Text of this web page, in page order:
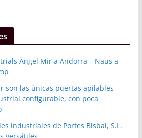
Àngel Mir a Andorra – Naus a
son las únicas puertas apilables
configurable, con poca
industriales de Portes Bisbal, S.L.
versátiles